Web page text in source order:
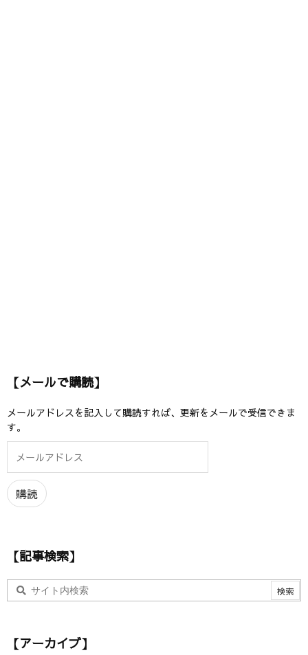
【メールで購読】
メールアドレスを記入して購読すれば、更新をメールで受信できま
す。
ル
ア
ド
購読
【記事検索】
【アーカイブ】